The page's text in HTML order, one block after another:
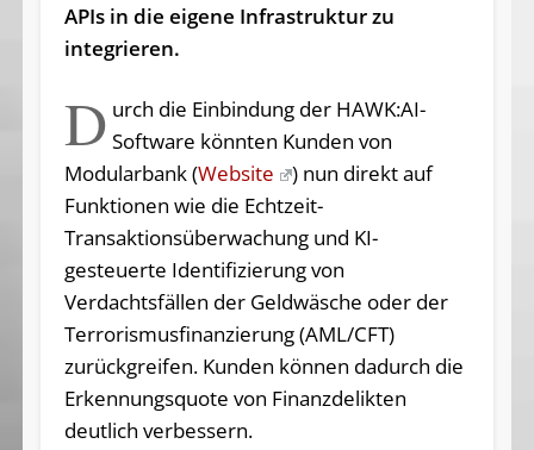
APIs in die eigene Infrastruktur zu
integrieren.
D urch die Einbindung der HAWK:AI-
Software könnten Kunden von
Modularbank (Website
) nun direkt auf
Funktionen wie die Echtzeit-
Transaktionsüberwachung und KI-
gesteuerte Identifizierung von
Verdachtsfällen der Geldwäsche oder der
Terrorismusfinanzierung (AML/CFT)
zurückgreifen. Kunden können dadurch die
Erkennungsquote von Finanzdelikten
deutlich verbessern.